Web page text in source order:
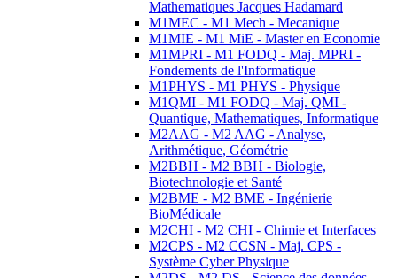
Mathematiques Jacques Hadamard
M1MEC - M1 Mech - Mecanique
M1MIE - M1 MiE - Master en Economie
M1MPRI - M1 FODQ - Maj. MPRI -
Fondements de l'Informatique
M1PHYS - M1 PHYS - Physique
M1QMI - M1 FODQ - Maj. QMI -
Quantique, Mathematiques, Informatique
M2AAG - M2 AAG - Analyse,
Arithmétique, Géométrie
M2BBH - M2 BBH - Biologie,
Biotechnologie et Santé
M2BME - M2 BME - Ingénierie
BioMédicale
M2CHI - M2 CHI - Chimie et Interfaces
M2CPS - M2 CCSN - Maj. CPS -
Système Cyber Physique